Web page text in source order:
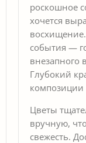
роскошное
хочется
события —
внезапного
Глубокий
композиции
Цветы
вручную,
свежесть.